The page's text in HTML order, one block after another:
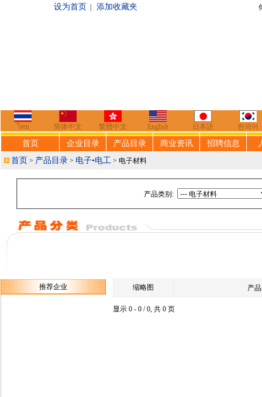
设为首页 添加收藏夹 你好，欢迎来到
ไทย 简体中文 繁體中文 English 日本語 한국어
首页 企业目录 产品目录 商业资讯 招聘信息
首页 > 产品目录 > 电子•电工 > 电子材料
产品类别:
推荐企业 缩略图 产
显示 0 - 0 / 0, 共 0 页